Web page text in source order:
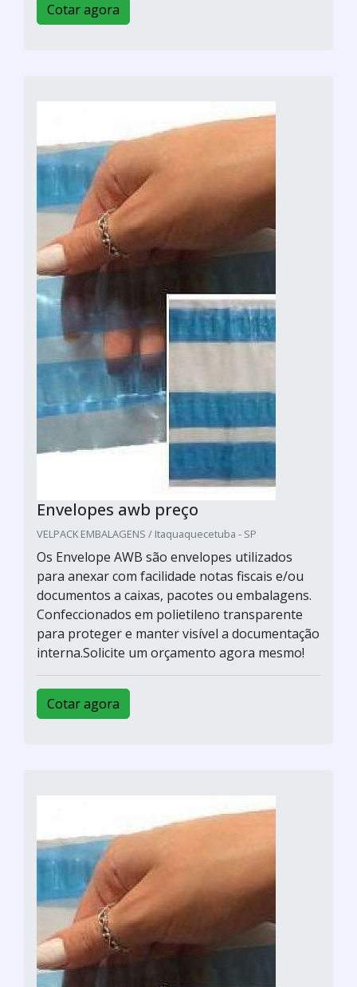
Cotar agora
Envelopes awb preço
VELPACK EMBALAGENS / Itaquaquecetuba - SP
Os Envelope AWB são envelopes utilizados
para anexar com facilidade notas fiscais e/ou
documentos a caixas, pacotes ou embalagens.
Confeccionados em polietileno transparente
para proteger e manter visível a documentação
interna.Solicite um orçamento agora mesmo!
Cotar agora